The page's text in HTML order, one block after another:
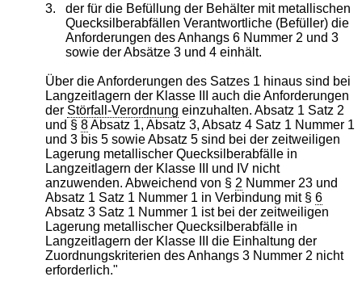
3.
der für die Befüllung der Behälter mit metallischen
Quecksilberabfällen Verantwortliche (Befüller) die
Anforderungen des Anhangs 6 Nummer 2 und 3
sowie der Absätze 3 und 4 einhält.
Über die Anforderungen des Satzes 1 hinaus sind bei
Langzeitlagern der Klasse III auch die Anforderungen
der Störfall-Verordnung einzuhalten. Absatz 1 Satz 2
und § 8Absatz 1, Absatz 3, Absatz 4 Satz 1 Nummer 1
und 3 bis 5 sowie Absatz 5 sind bei der zeitweiligen
Lagerung metallischer Quecksilberabfälle in
Langzeitlagern der Klasse III und IV nicht
anzuwenden. Abweichend von § 2 Nummer 23 und
Absatz 1 Satz 1 Nummer 1 in Verbindung mit § 6
Absatz 3 Satz 1 Nummer 1 ist bei der zeitweiligen
Lagerung metallischer Quecksilberabfälle in
Langzeitlagern der Klasse III die Einhaltung der
Zuordnungskriterien des Anhangs 3 Nummer 2 nicht
erforderlich."